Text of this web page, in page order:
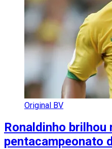
Original BV
Ronaldinho brilhou
pentacampeonato